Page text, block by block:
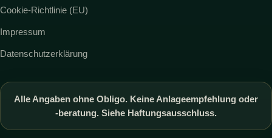
Cookie-Richtlinie (EU)
Impressum
Datenschutzerklärung
Alle Angaben ohne Obligo. Keine Anlageempfehlung oder
-beratung. Siehe Haftungsausschluss.